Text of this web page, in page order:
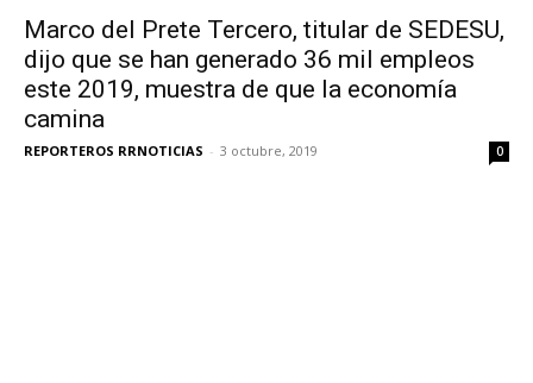
Marco del Prete Tercero, titular de SEDESU,
dijo que se han generado 36 mil empleos
este 2019, muestra de que la economía
camina
REPORTEROS RRNOTICIAS - 3 octubre, 2019 0